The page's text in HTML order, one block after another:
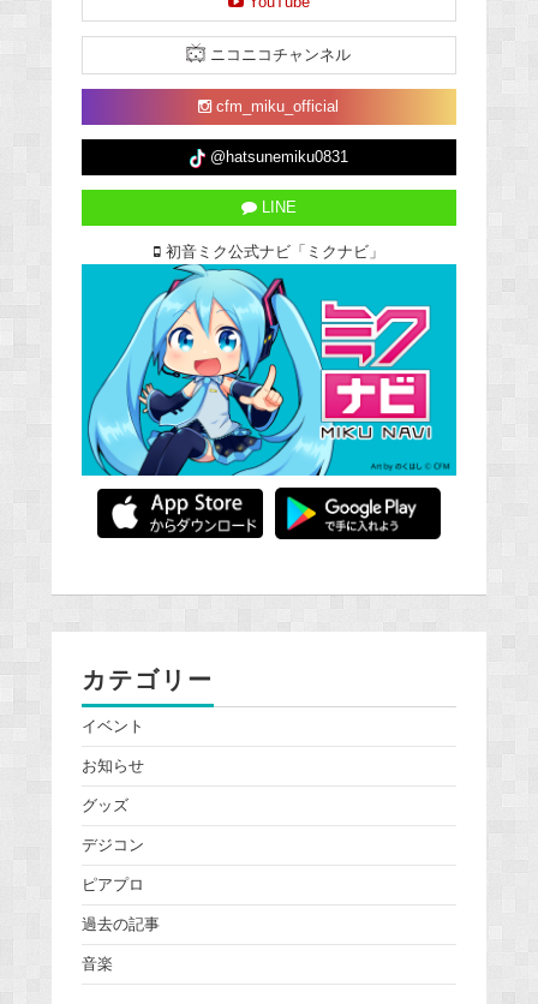
ニコニコチャンネル
cfm_miku_official
@hatsunemiku0831
LINE
初音ミク公式ナビ「ミクナビ」
カテゴリー
イベント
お知らせ
グッズ
デジコン
ピアプロ
過去の記事
音楽